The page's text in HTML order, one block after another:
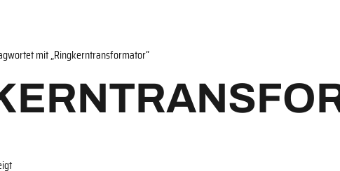
mit „Ringkerntransformator“